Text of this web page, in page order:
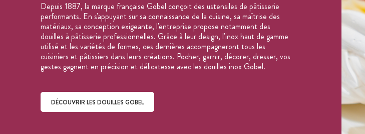
Depuis 1887, la marque française Gobel conçoit des ustensiles de pâtisserie
performants. En s'appuyant sur sa connaissance de la cuisine, sa maîtrise des
matériaux, sa conception exigeante, l'entreprise propose notamment des
douilles à pâtisserie professionnelles. Grâce à leur design, l'inox haut de gamme
utilisé et les variétés de formes, ces dernières accompagneront tous les
cuisiniers et pâtissiers dans leurs créations. Pocher, garnir, décorer, dresser, vos
gestes gagnent en précision et délicatesse avec les douilles inox Gobel.
DÉCOUVRIR LES DOUILLES GOBEL